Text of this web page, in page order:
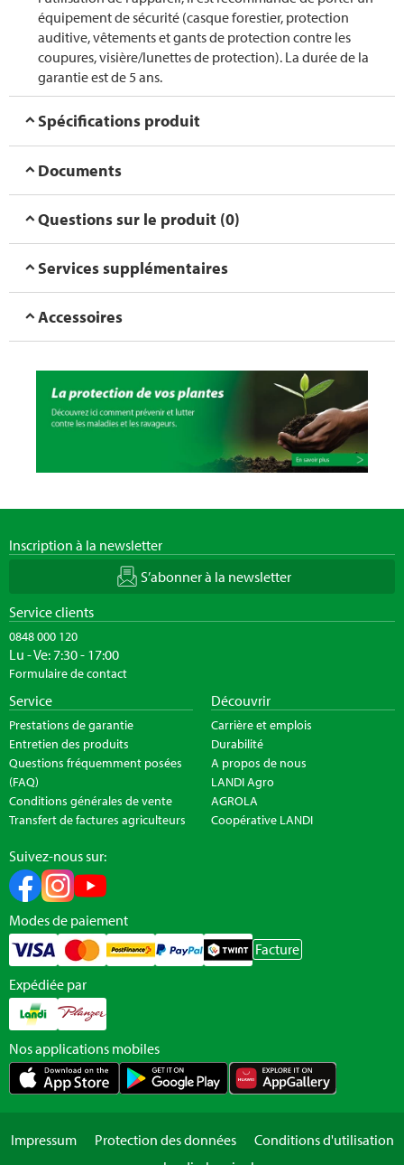
équipement de sécurité (casque forestier, protection
auditive, vêtements et gants de protection contre les
coupures, visière/lunettes de protection). La durée de la
garantie est de 5 ans.
Spécifications produit
Documents
Questions sur le produit (0)
Services supplémentaires
Accessoires
Inscription à la newsletter
S’abonner à la newsletter
Service clients
0848 000 120
Lu - Ve: 7:30 - 17:00
Formulaire de contact
Service
Prestations de garantie
Entretien des produits
Questions fréquemment posées
(FAQ)
Conditions générales de vente
Transfert de factures agriculteurs
Découvrir
Carrière et emplois
Durabilité
A propos de nous
LANDI Agro
AGROLA
Coopérative LANDI
Suivez-nous sur:
Modes de paiement
Facture
Expédiée par
Nos applications mobiles
Impressum Protection des données
Conditions d'utilisation